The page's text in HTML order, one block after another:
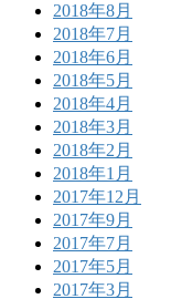
2018年8月
2018年7月
2018年6月
2018年5月
2018年4月
2018年3月
2018年2月
2018年1月
2017年12月
2017年9月
2017年7月
2017年5月
2017年3月